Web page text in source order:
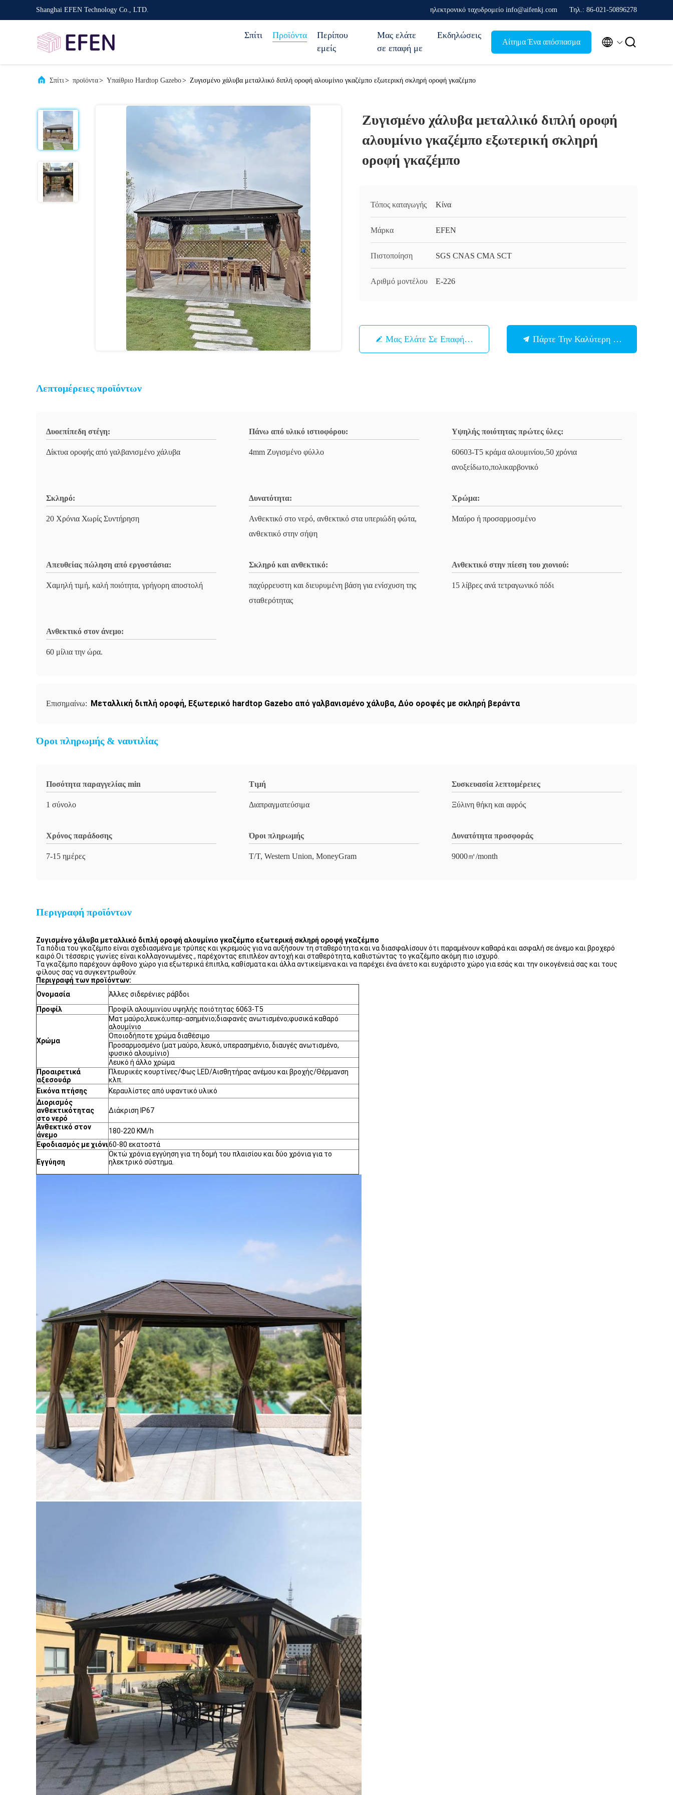
Shanghai EFEN Technology Co., LTD. ηλεκτρονικό ταχυδρομείο info@aifenkj.com Τηλ.: 86-021-50896278
Σπίτι Προϊόντα
Περίπου
εμείς
Μας ελάτε
σε επαφή με
Εκδηλώσεις
Αίτημα Ένα απόσπασμα  
Σπίτι> προϊόντα> Υπαίθριο Hardtop Gazebo> Ζυγισμένο χάλυβα μεταλλικό διπλή οροφή αλουμίνιο γκαζέμπο εξωτερική σκληρή οροφή γκαζέμπο
Ζυγισμένο χάλυβα μεταλλικό διπλή οροφή
αλουμίνιο γκαζέμπο εξωτερική σκληρή
οροφή γκαζέμπο
Τόπος καταγωγής Κίνα
Μάρκα EFEN
Πιστοποίηση SGS CNAS CMA SCT
Αριθμό μοντέλου Ε-226
Μας Ελάτε Σε Επαφή Με Πάρτε Την Καλύτερη Τιμή
Λεπτομέρειες προϊόντων
Δυοεπίπεδη στέγη:
Δίκτυα οροφής από γαλβανισμένο χάλυβα
Πάνω από υλικό ιστιοφόρου:
4mm Ζυγισμένο φύλλο
Υψηλής ποιότητας πρώτες ύλες:
60603-T5 κράμα αλουμινίου,50 χρόνια
ανοξείδωτο,πολικαρβονικό
Σκληρό:
20 Χρόνια Χωρίς Συντήρηση
Δυνατότητα:
Ανθεκτικό στο νερό, ανθεκτικό στα υπεριώδη φώτα,
ανθεκτικό στην σήψη
Χρώμα:
Μαύρο ή προσαρμοσμένο
Απευθείας πώληση από εργοστάσια:
Χαμηλή τιμή, καλή ποιότητα, γρήγορη αποστολή
Σκληρό και ανθεκτικό:
παχύρρευστη και διευρυμένη βάση για ενίσχυση της
σταθερότητας
Ανθεκτικό στην πίεση του χιονιού:
15 λίβρες ανά τετραγωνικό πόδι
Ανθεκτικό στον άνεμο:
60 μίλια την ώρα.
Επισημαίνω: Μεταλλική διπλή οροφή, Εξωτερικό hardtop Gazebo από γαλβανισμένο χάλυβα, Δύο οροφές με σκληρή βεράντα
Όροι πληρωμής & ναυτιλίας
Ποσότητα παραγγελίας min
1 σύνολο
Τιμή
Διαπραγματεύσιμα
Συσκευασία λεπτομέρειες
Ξύλινη θήκη και αφρός
Χρόνος παράδοσης
7-15 ημέρες
Όροι πληρωμής
T/T, Western Union, MoneyGram
Δυνατότητα προσφοράς
9000㎡/month
Περιγραφή προϊόντων
Ζυγισμένο χάλυβα μεταλλικό διπλή οροφή αλουμίνιο γκαζέμπο εξωτερική σκληρή οροφή γκαζέμπο
Τα πόδια του γκαζέμπο είναι σχεδιασμένα με τρύπες και γκρεμούς για να αυξήσουν τη σταθερότητα και να διασφαλίσουν ότι παραμένουν καθαρά και ασφαλή σε άνεμο και βροχερό
καιρό.Οι τέσσερις γωνίες είναι κολλαγονωμένες., παρέχοντας επιπλέον αντοχή και σταθερότητα, καθιστώντας το γκαζέμπο ακόμη πιο ισχυρό.
Τα γκαζέμπο παρέχουν άφθονο χώρο για εξωτερικά έπιπλα, καθίσματα και άλλα αντικείμενα.και να παρέχει ένα άνετο και ευχάριστο χώρο για εσάς και την οικογένειά σας και τους
φίλους σας να συγκεντρωθούν.
Περιγραφή των προϊόντων:
Ονομασία
Άλλες σιδερένιες ράβδοι
Προφίλ
Προφίλ αλουμινίου υψηλής ποιότητας 6063-T5
Χρώμα
Ματ μαύρο;λευκό;υπερ-ασημένιο;διαφανές ανωτισμένο;φυσικά καθαρό
αλουμίνιο
Οποιοδήποτε χρώμα διαθέσιμο
Προσαρμοσμένο (ματ μαύρο, λευκό, υπερασημένιο, διαυγές ανωτισμένο,
φυσικό αλουμίνιο)
Λευκό ή άλλο χρώμα
Προαιρετικά
αξεσουάρ
Πλευρικές κουρτίνες/Φως LED/Αισθητήρας ανέμου και βροχής/Θέρμανση
κλπ.
Εικόνα πτήσης
Κεραυλίστες από υφαντικό υλικό
Διορισμός
ανθεκτικότητας
στο νερό
Διάκριση IP67
Ανθεκτικό στον
άνεμο
180-220 KM/h
Εφοδιασμός με χιόνι60-80 εκατοστά
Εγγύηση
Οκτώ χρόνια εγγύηση για τη δομή του πλαισίου και δύο χρόνια για το
ηλεκτρικό σύστημα.